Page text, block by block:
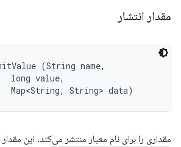
مقدار انتشار
(String name,
long value,
Map<String, String> data)
مقداری را برای نام معیار منتشر می‌کند. این